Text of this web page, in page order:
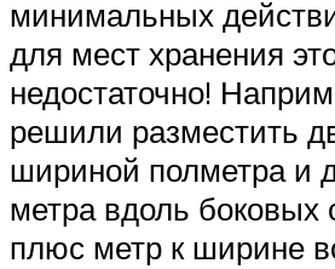
минимальных
для мест хранения
недостаточно!
решили разместить
шириной полметра и
метра вдоль боковых
плюс метр к ширине